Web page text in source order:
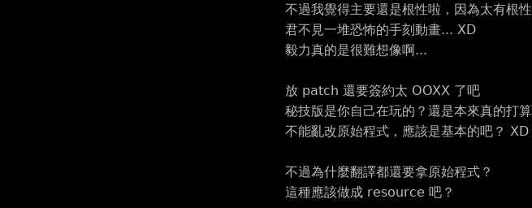
不過我覺得主要還是根性啦，因為太有根
君不見一堆恐怖的手刻動畫... XD
毅力真的是很難想像啊...
放 patch 還要簽約太 OOXX 了吧
秘技版是你自己在玩的？還是本來真的打
不能亂改原始程式，應該是基本的吧？ XD
不過為什麼翻譯都還要拿原始程式？
這種應該做成 resource 吧？